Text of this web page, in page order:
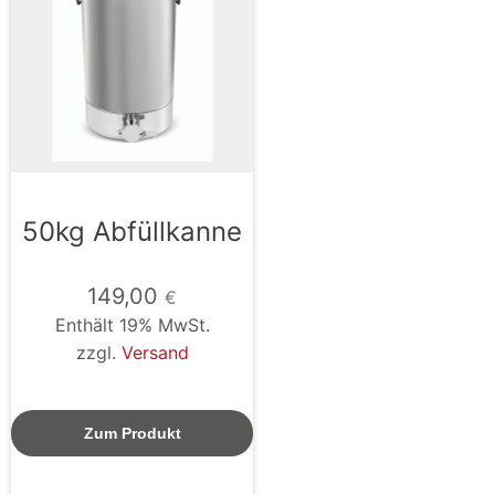
50kg Abfüllkanne
149,00 €
Enthält 19% MwSt.
zzgl. Versand
Zum Produkt